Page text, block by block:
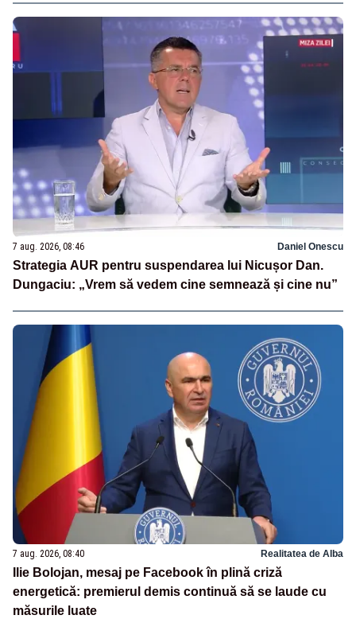
7 aug. 2026, 08:46 Daniel Onescu
Strategia AUR pentru suspendarea lui Nicușor Dan.
Dungaciu: „Vrem să vedem cine semnează și cine nu”
7 aug. 2026, 08:40 Realitatea de Alba
Ilie Bolojan, mesaj pe Facebook în plină criză
energetică: premierul demis continuă să se laude cu
măsurile luate